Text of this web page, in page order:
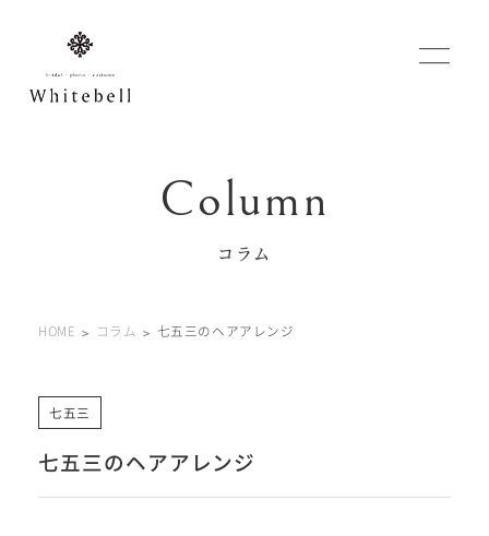
WEBでご予約
浜松店
営業時間 10:00～19:00 水曜日、第2第4火曜日定休
コラム
HOME コラム 七五三のヘアアレンジ
七五三
七五三のヘアアレンジ